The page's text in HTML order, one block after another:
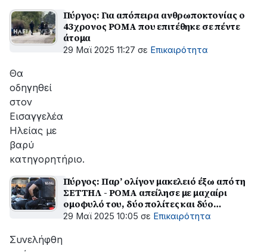
Πύργος: Για απόπειρα ανθρωποκτονίας ο
43χρονος ΡΟΜΑ που επιτέθηκε σε πέντε
άτομα
29 Μαϊ 2025 11:27 σε Επικαιρότητα
Θα
οδηγηθεί
στον
Εισαγγελέα
Ηλείας με
βαρύ
κατηγορητήριο.
Πύργος: Παρ’ ολίγον μακελειό έξω από τη
ΣΕΤΤΗΛ - ΡΟΜΑ απείλησε με μαχαίρι
ομοφυλό του, δύο πολίτες και δύο
αστυνομικούς
29 Μαϊ 2025 10:05 σε Επικαιρότητα
Συνελήφθη